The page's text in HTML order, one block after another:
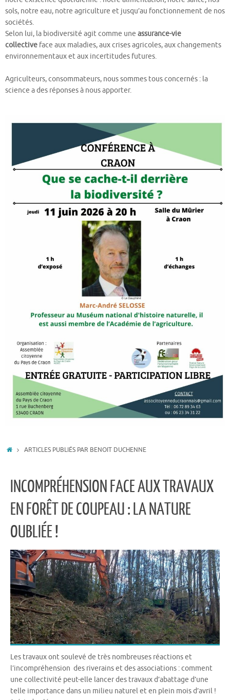
sols, notre eau, notre agriculture et jusqu’au fonctionnement de nos
sociétés.
Selon lui, la biodiversité agit comme une assurance-vie
collective face aux maladies, aux crises agricoles, aux changements
environnementaux et aux incertitudes futures.
Agriculteurs, consommateurs, nous sommes tous concernés : la
science a des réponses à nous apporter.
ACCUEIL
ARTICLES PUBLIÉS PAR BENOIT DUCHENNE
INCOMPRÉHENSION FACE AUX TRAVAUX
EN FORÊT DE COUPEAU : LA NATURE
OUBLIÉE !
Les travaux ont soulevé de très nombreuses réactions et
l’incompréhension des riverains et des associations : comment
une collectivité peut-elle lancer des travaux d’abattage d’une
telle importance dans un milieu naturel et en plein mois d’avril !